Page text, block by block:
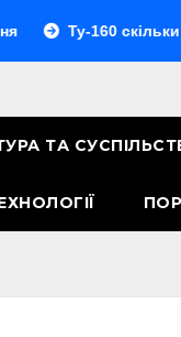
160 скільки ракет:
ТА